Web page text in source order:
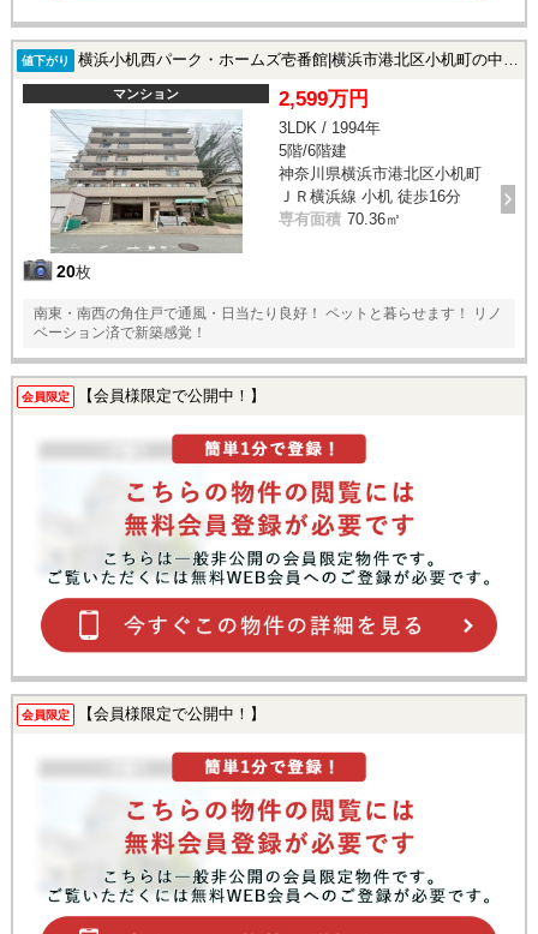
値下がり 横浜小机西パーク・ホームズ壱番館|横浜市港北区小机町の中古マンション
マンション
20枚
2,599万円
3LDK / 1994年
5階/6階建
神奈川県横浜市港北区小机町
ＪＲ横浜線 小机 徒歩16分
専有面積 70.36㎡
南東・南西の角住戸で通風・日当たり良好！ ペットと暮らせます！ リノ
ベーション済で新築感覚！
会員限定 【会員様限定で公開中！】
会員限定 【会員様限定で公開中！】